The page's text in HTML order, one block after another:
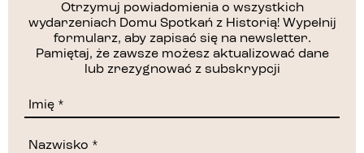
Otrzymuj powiadomienia o wszystkich
wydarzeniach Domu Spotkań z Historią! Wypełnij
formularz, aby zapisać się na newsletter.
Pamiętaj, że zawsze możesz aktualizować dane
lub zrezygnować z subskrypcji